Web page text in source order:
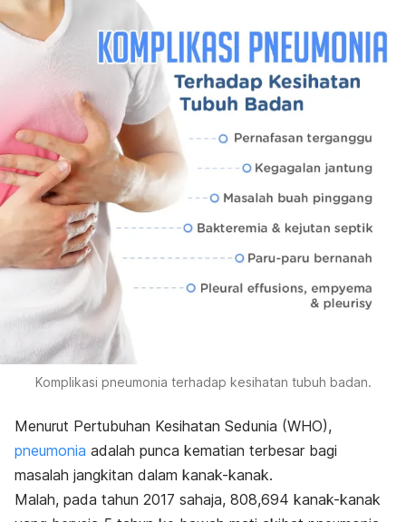
Komplikasi pneumonia terhadap kesihatan tubuh badan.
Menurut Pertubuhan Kesihatan Sedunia (WHO),
pneumonia adalah punca kematian terbesar bagi
masalah jangkitan dalam kanak-kanak.
Malah, pada tahun 2017 sahaja, 808,694 kanak-kanak